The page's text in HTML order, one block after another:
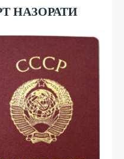
НАЗОРАТИ